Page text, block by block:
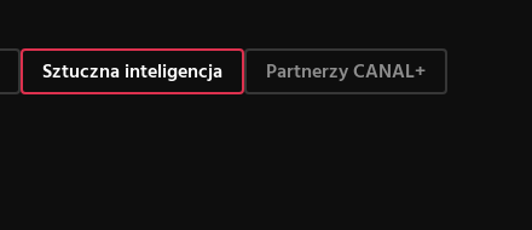
Sztuczna inteligencja Partnerzy CANAL+